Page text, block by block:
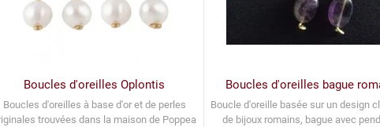
Boucles d'oreilles Oplontis
Boucles d'oreilles à base d'or et de perles
trouvées dans la maison de Poppea
Boucles d'oreilles bague
Boucle d'oreille basée sur un design
de bijoux romains, bague avec